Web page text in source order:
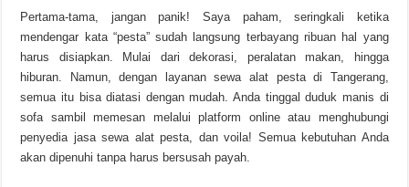
Pertama-tama, jangan panik! Saya paham, seringkali ketika
mendengar kata “pesta” sudah langsung terbayang ribuan hal yang
harus disiapkan. Mulai dari dekorasi, peralatan makan, hingga
hiburan. Namun, dengan layanan sewa alat pesta di Tangerang,
semua itu bisa diatasi dengan mudah. Anda tinggal duduk manis di
sofa sambil memesan melalui platform online atau menghubungi
penyedia jasa sewa alat pesta, dan voila! Semua kebutuhan Anda
akan dipenuhi tanpa harus bersusah payah.